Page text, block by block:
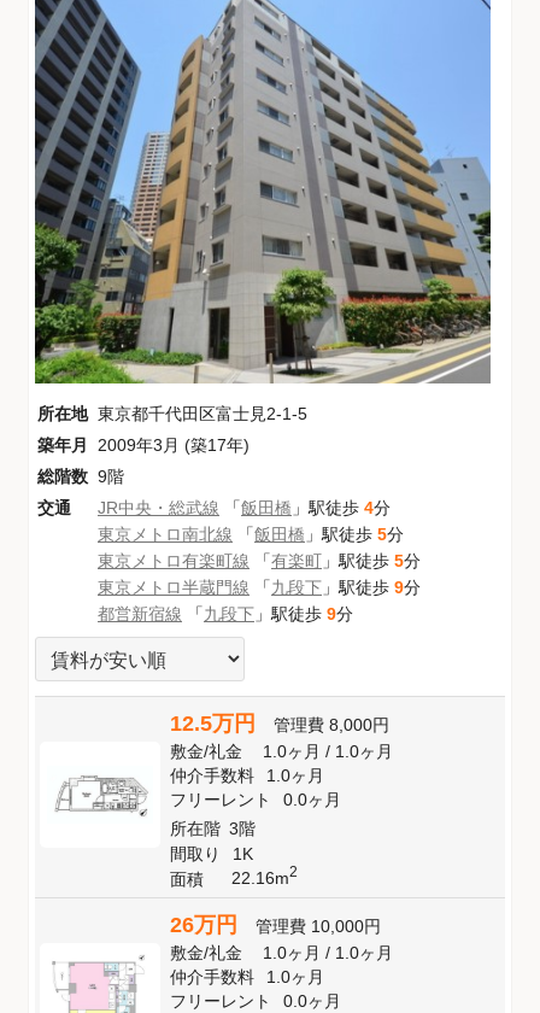
所在地 東京都千代田区富士見2-1-5
築年月
2009年3月 (築17年)
総階数 9階
交通
JR中央・総武線 「飯田橋 」駅徒歩 4分
東京メトロ南北線 「飯田橋 」駅徒歩 5分
東京メトロ有楽町線 「有楽町 」駅徒歩 5分
東京メトロ半蔵門線 「九段下 」駅徒歩 9分
都営新宿線 「九段下 」駅徒歩 9分
12.5万円 管理費 8,000円
敷金/礼金 1.0ヶ月/ 1.0ヶ月
仲介手数料
1.0ヶ月
フリーレント
0.0ヶ月
所在階 3階
間取り
1K
面積
22.16m2
26万円 管理費 10,000円
敷金/礼金 1.0ヶ月/ 1.0ヶ月
仲介手数料
1.0ヶ月
フリーレント
0.0ヶ月